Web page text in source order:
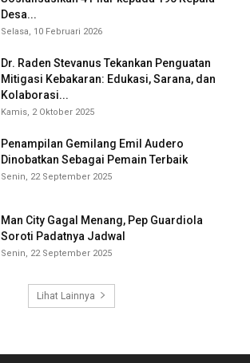
Desa...
Selasa, 10 Februari 2026
Dr. Raden Stevanus Tekankan Penguatan
Mitigasi Kebakaran: Edukasi, Sarana, dan
Kolaborasi...
Kamis, 2 Oktober 2025
Penampilan Gemilang Emil Audero
Dinobatkan Sebagai Pemain Terbaik
Senin, 22 September 2025
Man City Gagal Menang, Pep Guardiola
Soroti Padatnya Jadwal
Senin, 22 September 2025
Lihat Lainnya